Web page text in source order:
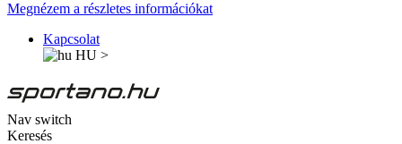
Megnézem a részletes információkat
Kapcsolat
HU >
Nav switch
Keresés